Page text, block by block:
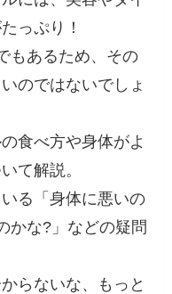
っぷり！
もあるため、その
のではないでしょ
食べ方や身体がよ
て解説。
る「身体に悪いの
かな?」などの疑問
らないな、もっと